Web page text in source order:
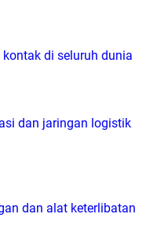
di seluruh dunia
dan jaringan logistik
dan alat keterlibatan